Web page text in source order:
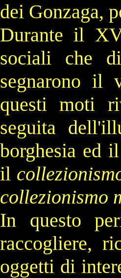
dei Gonzaga,
Durante il
sociali che
segnarono il
questi moti
seguita dell'
borghesia ed
il
collezionismo
In questo
raccogliere,
oggetti di